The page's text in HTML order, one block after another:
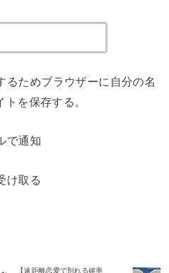
るためブラウザーに自分の名
を保存する。
で通知
け取る
【遠距離恋愛で別れる確率